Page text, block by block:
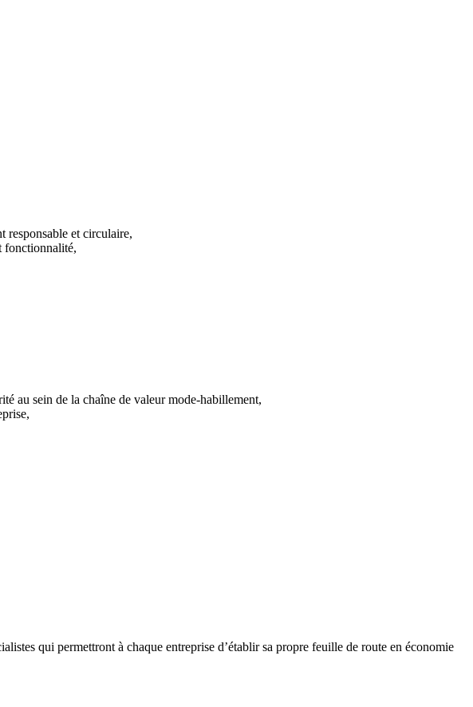
responsable et circulaire,
fonctionnalité,
au sein de la chaîne de valeur mode-habillement,
qui permettront à chaque entreprise d’établir sa propre feuille de route en économie